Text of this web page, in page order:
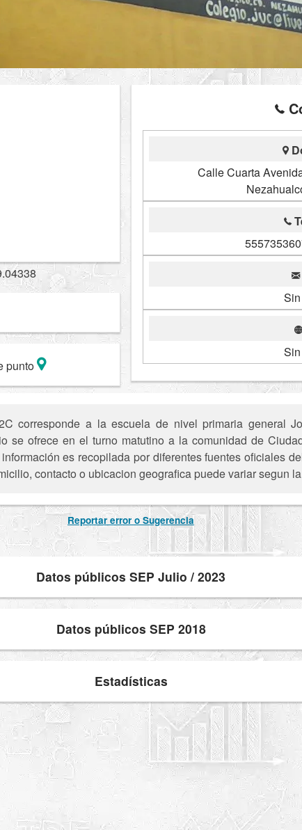
punto
Calle Cuarta
corresponde a la escuela de nivel primaria general
se ofrece en el turno matutino a la comunidad de
es recopilada por diferentes fuentes oficiales
contacto o ubicacion geografica puede variar segun
Reportar error o Sugerencia
Datos públicos SEP Julio / 2023
Datos públicos SEP 2018
Estadísticas